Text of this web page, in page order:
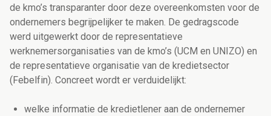
de kmo’s transparanter door deze overeenkomsten voor de
ondernemers begrijpelijker te maken. De gedragscode
werd uitgewerkt door de representatieve
werknemersorganisaties van de kmo’s (UCM en UNIZO) en
de representatieve organisatie van de kredietsector
(Febelfin). Concreet wordt er verduidelijkt:
welke informatie de kredietlener aan de ondernemer